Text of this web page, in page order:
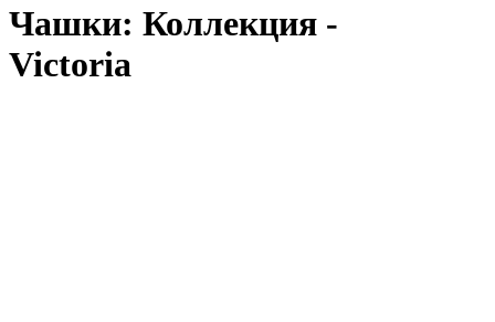
Чашки: Коллекция -
Victoria